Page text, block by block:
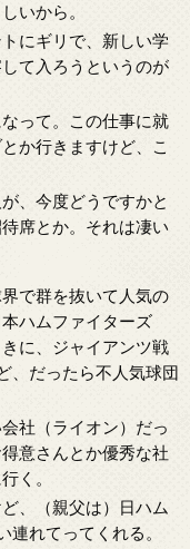
いから。
にギリで、新しい学
て入ろうというのが
って。この仕事に就
か行きますけど、こ
、今度どうですかと
席とか。それは凄い
で群を抜いて人気の
ハムファイターズ
に、ジャイアンツ戦
、だったら不人気球団
社（ライオン）だっ
意さんとか優秀な社
く。
、（親父は）日ハム
れてってくれる。